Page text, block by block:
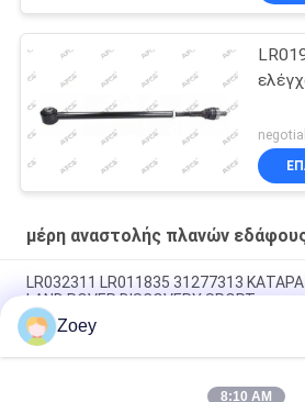
μέρη αναστολής πλανών
LR032311 LR011835 31277313
LAND ROVER DISCOVERY SPORT
OEM LR092039 IAF500021
ROVER DISCOVERY IV
Zoey
8:10 AM